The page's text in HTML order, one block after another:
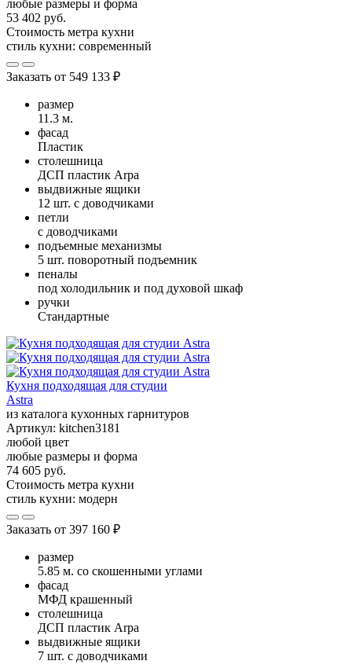
любые размеры и форма
53 402 руб.
Стоимость метра кухни
стиль кухни: современный
Заказать от 549 133 ₽
размер
11.3 м.
фасад
Пластик
столешница
ДСП пластик Arpa
выдвижные ящики
12 шт. с доводчиками
петли
с доводчиками
подъемные механизмы
5 шт. поворотный подъемник
пеналы
под холодильник и под духовой шкаф
ручки
Стандартные
Кухня подходящая для студии
Astra
из каталога кухонных гарнитуров
Артикул: kitchen3181
любой цвет
любые размеры и форма
74 605 руб.
Стоимость метра кухни
стиль кухни: модерн
Заказать от 397 160 ₽
размер
5.85 м. со скошенными углами
фасад
МФД крашенный
столешница
ДСП пластик Arpa
выдвижные ящики
7 шт. с доводчиками